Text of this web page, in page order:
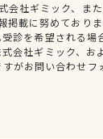
会社ギミック、ま
掲載に努めており
診を希望される
会社ギミック、
がお問い合わせ